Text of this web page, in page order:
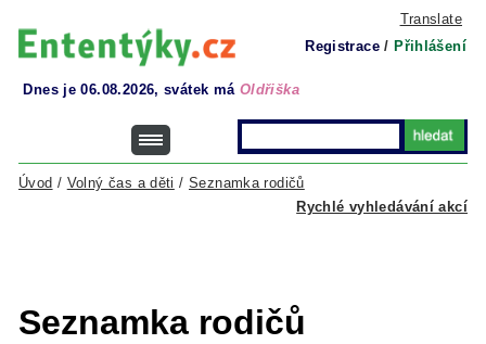
Translate
Registrace / Přihlášení
Dnes je 06.08.2026, svátek má Oldřiška
Rychlé vyhledávání akcí
Úvod / Volný čas a děti /Seznamka rodičů
Seznamka rodičů